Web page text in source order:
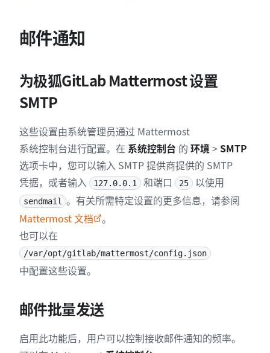
邮件通知
为极狐GitLab Mattermost 设置
SMTP
这些设置由系统管理员通过 Mattermost
系统控制台进行配置。在 系统控制台 的 环境> SMTP
选项卡中，您可以输入 SMTP 提供商提供的 SMTP
凭据，或者输入
127.0.0.1 和端口 25 以使用
sendmail
。有关所需特定设置的更多信息，请参阅
Mattermost 文档
。
也可以在
/var/opt/gitlab/mattermost/config.json
中配置这些设置。
邮件批量发送
启用此功能后，用户可以控制接收邮件通知的频率。